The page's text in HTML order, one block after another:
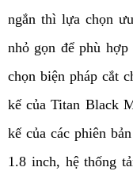
ngắn thì lựa chọn
nhỏ gọn để phù
chọn biện pháp cắt
kế của Titan Black
kế của các phiên
1.8 inch, hệ thống